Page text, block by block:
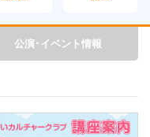
公演･イベント情報